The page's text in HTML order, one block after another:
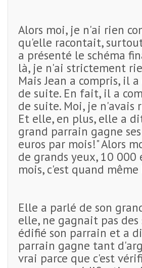
Alors moi, je n'ai rien
qu'elle racontait,
a présenté le schéma
là, je n'ai strictement
Mais Jean a compris, il
de suite. En fait, il a
de suite. Moi, je n'avais
Et elle, en plus, elle a
grand parrain gagne
euros par mois!" Alors
de grands yeux, 10 000
mois, c'est quand
Elle a parlé de son
elle, ne gagnait pas des
édifié son parrain et a
parrain gagne tant
vrai parce que c'est